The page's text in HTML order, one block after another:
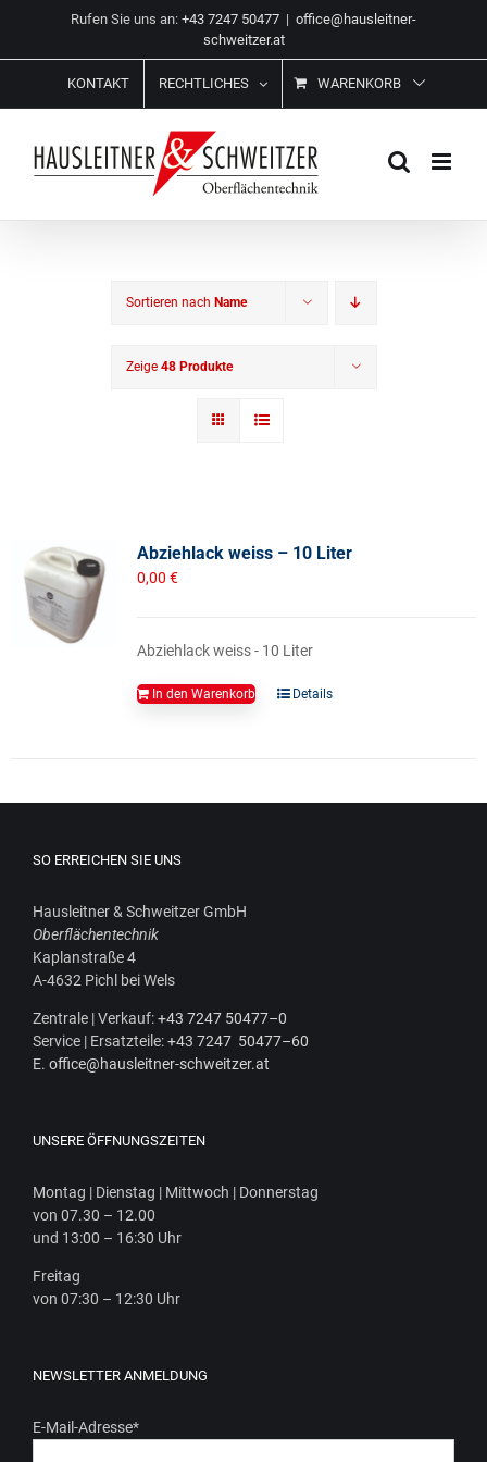
springen
Rufen Sie uns an: +43 7247 50477 | office@hausleitner-
schweitzer.at
KONTAKT RECHTLICHES WARENKORB
Sortieren nach Name
Zeige 48 Produkte
Abziehlack weiss – 10 Liter
0,00 €
Abziehlack weiss - 10 Liter
In den Warenkorb Details
SO ERREICHEN SIE UNS
Haus­leit­ner & Schweit­zer GmbH
Ober­flä­chen­tech­nik
Kaplan­stra­ße 4
A‑4632 Pichl bei Wels
Zen­tra­le | Ver­kauf:+43 7247 50477–0
Ser­vice | Ersatz­tei­le:+43 7247 50477–60
E. office@hausleitner-schweitzer.at
UNSERE ÖFFNUNGSZEITEN
Mon­tag | Diens­tag | Mitt­woch | Donnerstag
von 07.30 – 12.00
und 13:00 – 16:30 Uhr
Frei­tag
von 07:30 – 12:30 Uhr
NEWSLETTER ANMELDUNG
E-Mail-Adresse*